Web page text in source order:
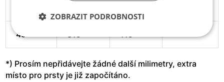
49 319 119
*) Prosím nepřidávejte žádné další milimetry, extra
místo pro prsty je již započítáno.
ZOBRAZIT PODROBNOSTI